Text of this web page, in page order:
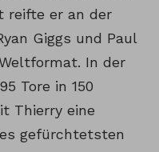
reifte er an der
Giggs und Paul
In der
Tore in 150
Thierry eine
gefürchtetsten